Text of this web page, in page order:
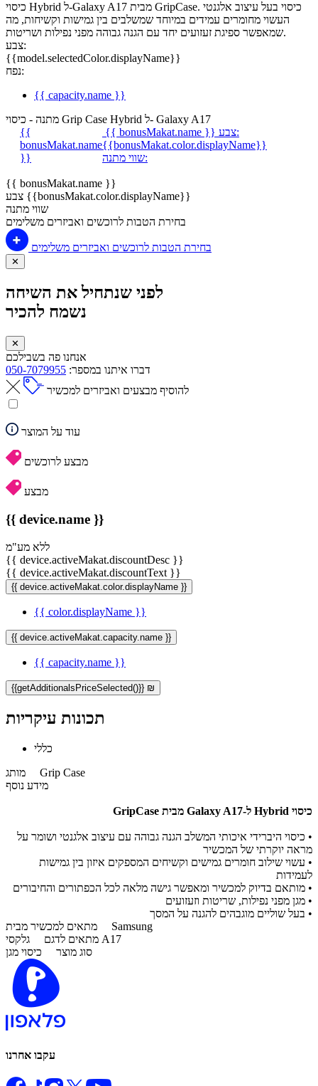
כיסוי Hybrid ל-Galaxy A17 מבית GripCase. כיסוי בעל עיצוב אלגנטי
העשוי מחומרים עמידים במיוחד שמשלבים בין גמישות וקשיחות, מה
שמאפשר ספיגת זעזועים יחד עם הגנה גבוהה מפני נפילות ושריטות.
צבע:
{{model.selectedColor.displayName}}
נפח:
{{ capacity.name }}
מתנה - כיסוי Grip Case Hybrid ל- Galaxy A17
{{
bonusMakat.name
}}
{{ bonusMakat.name }}
צבע:
{{bonusMakat.color.displayName}}
שווי מתנה:
{{ bonusMakat.name }}
צבע {{bonusMakat.color.displayName}}
שווי מתנה
בחירת הטבות לרוכשים ואביזרים משלימים
בחירת הטבות לרוכשים ואביזרים משלימים
✕
לפני שנתחיל את השיחה
נשמח להכיר
✕
אנחנו פה בשבילכם
דברו איתנו במספר: 050-7079955
להוסיף מבצעים ואביזרים למכשיר
עוד על המוצר
מבצע לרוכשים
מבצע
{{ device.name }}
ללא מע"מ
{{ device.activeMakat.discountDesc }}
{{ device.activeMakat.discountText }}
{{ device.activeMakat.color.displayName }}
{{ color.displayName }}
{{ device.activeMakat.capacity.name }}
{{ capacity.name }}
{{getAdditionalsPriceSelected()}} ₪
תכונות עיקריות
כללי
מותג Grip Case
מידע נוסף
כיסוי Hybrid ל-Galaxy A17 מבית GripCase​
• כיסוי היברידי איכותי המשלב הגנה גבוהה עם עיצוב אלגנטי ושומר על
מראה יוקרתי של המכשיר
• עשוי שילוב חומרים גמישים וקשיחים המספקים איזון בין גמישות
לעמידות
• מותאם בדיוק למכשיר ומאפשר גישה מלאה לכל הכפתורים והחיבורים
• מגן מפני נפילות, שריטות וזעזועים
• בעל שוליים מוגבהים להגנה על המסך
מתאים למכשיר מבית Samsung
מתאים לדגם גלקסי A17
סוג מוצר כיסוי מגן
עקבו אחרנו